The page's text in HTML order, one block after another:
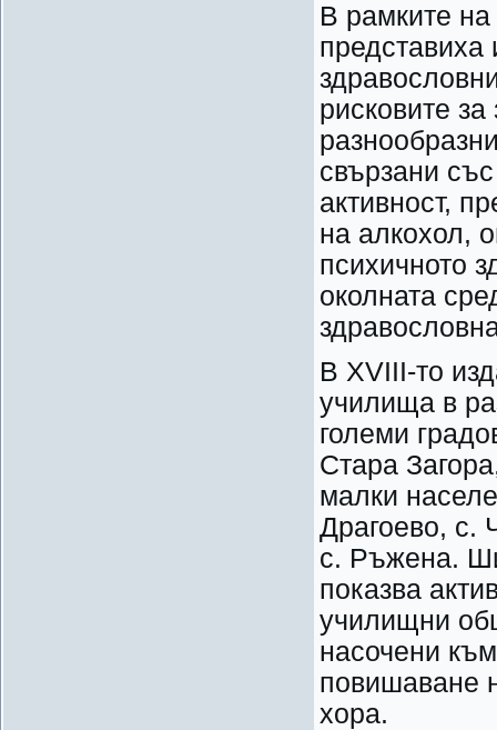
В рамките на
представиха
рисковите
свързани
активност,
на алкохол,
психичното
околната
В XVIII-то
училища в
големи
Стара
малки
Драгоево, с.
с. Ръжена.
показва
училищни
насочени
повишаване
хора.